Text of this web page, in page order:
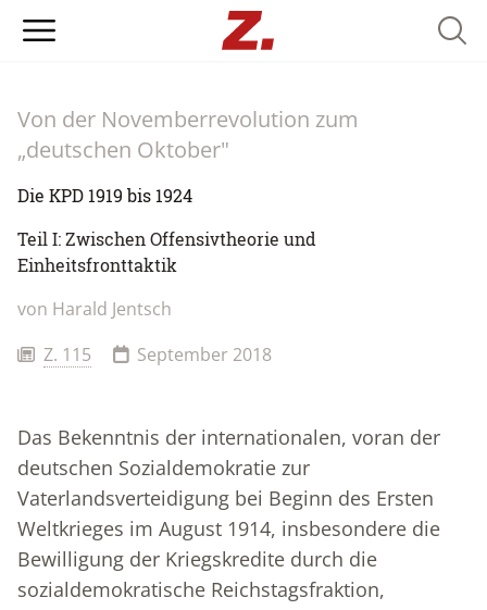
Von der Novemberrevolution zum
„deutschen Oktober"
Die KPD 1919 bis 1924
Teil I: Zwischen Offensivtheorie und
Einheitsfronttaktik
von Harald Jentsch
Z. 115
September 2018
Das Bekenntnis der internationalen, voran der
deutschen Sozialdemokratie zur
Vaterlandsverteidigung bei Beginn des Ersten
Weltkrieges im August 1914, insbesondere die
Bewilligung der Kriegskredite durch die
sozialdemokratische Reichstagsfraktion,